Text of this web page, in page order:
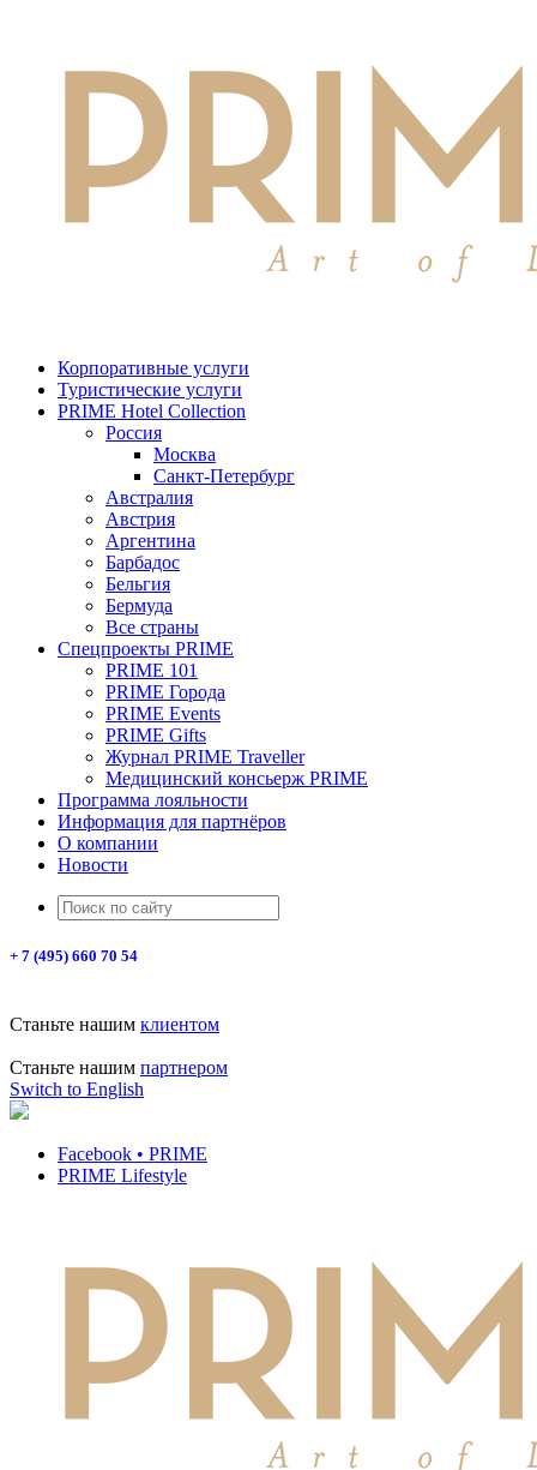
Корпоративные услуги
Туристические услуги
PRIME Hotel Collection
Россия
Москва
Санкт-Петербург
Австралия
Австрия
Аргентина
Барбадос
Бельгия
Бермуда
Все страны
Спецпроекты PRIME
PRIME 101
PRIME Города
PRIME Events
PRIME Gifts
Журнал PRIME Traveller
Медицинский консьерж PRIME
Программа лояльности
Информация для партнёров
О компании
Новости
+ 7 (495) 660 70 54
Станьте нашим клиентом
Станьте нашим партнером
Switch to English
Facebook • PRIME
PRIME Lifestyle